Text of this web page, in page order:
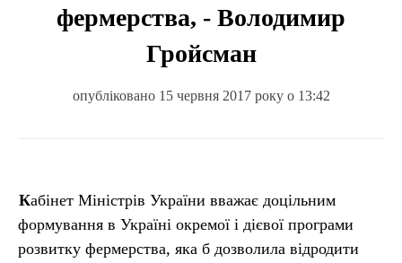
фермерства, - Володимир
Гройсман
опубліковано 15 червня 2017 року о 13:42
Кабінет Міністрів України вважає доцільним
формування в Україні окремої і дієвої програми
розвитку фермерства, яка б дозволила відродити